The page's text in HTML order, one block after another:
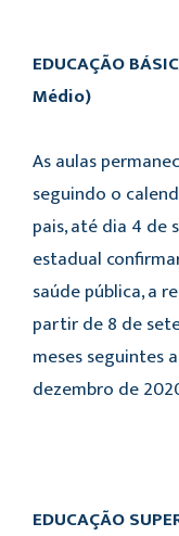
EDUCAÇÃO
Médio)
As aulas
seguindo o
pais, até dia 4 de
estadual
saúde pública, a
partir de 8 de
meses seguintes
dezembro de
EDUCAÇÃO